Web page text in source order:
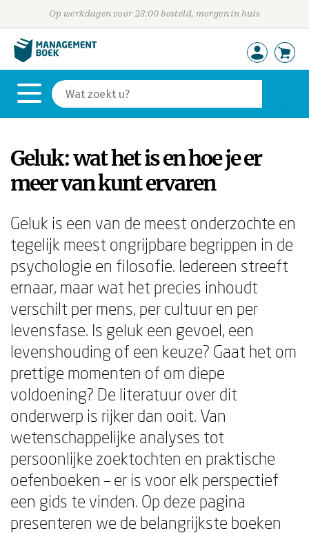
Op werkdagen voor 23:00 besteld, morgen in huis
Geluk: wat het is en hoe je er
meer van kunt ervaren
Geluk is een van de meest onderzochte en
tegelijk meest ongrijpbare begrippen in de
psychologie en filosofie. Iedereen streeft
ernaar, maar wat het precies inhoudt
verschilt per mens, per cultuur en per
levensfase. Is geluk een gevoel, een
levenshouding of een keuze? Gaat het om
prettige momenten of om diepe
voldoening? De literatuur over dit
onderwerp is rijker dan ooit. Van
wetenschappelijke analyses tot
persoonlijke zoektochten en praktische
oefenboeken – er is voor elk perspectief
een gids te vinden. Op deze pagina
presenteren we de belangrijkste boeken